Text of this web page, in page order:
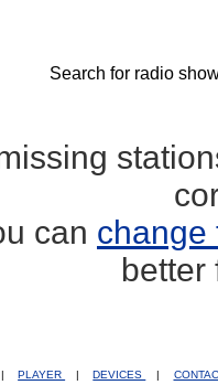
Search for radio
can change
better
| PLAYER | DEVICES |